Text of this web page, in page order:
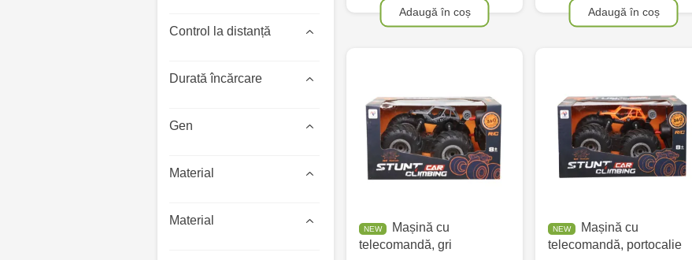
Control la distanță
Durată încărcare
Gen
Material
Material
Adaugă în coș Adaugă în coș
Mașină cu
telecomandă, gri
Mașină cu
telecomandă, portocalie